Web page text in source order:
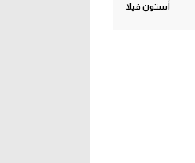
أستون فيلا